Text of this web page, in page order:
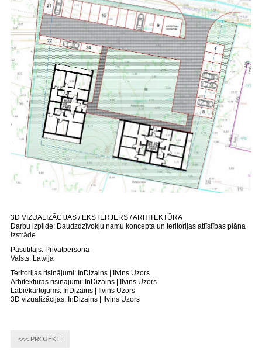
3D VIZUALIZĀCIJAS / EKSTERJERS / ARHITEKTŪRA
Darbu izpilde: Daudzdzīvokļu namu koncepta un teritorijas attīstības plāna
izstrāde
Pasūtītājs: Privātpersona
Valsts: Latvija
Teritorijas risinājumi: InDizains | Ilvins Uzors
Arhitektūras risinājumi: InDizains | Ilvins Uzors
Labiekārtojums: InDizains | Ilvins Uzors
3D vizualizācijas: InDizains | Ilvins Uzors
<<< PROJEKTI